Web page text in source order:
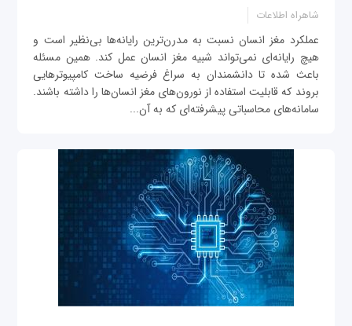
شاهراه اطلاعات
عملکرد مغز انسان نسبت به مدرن‌ترین رایانه‌ها بی‌‌نظیر است‌ و
هیچ رایانه‌ای نمی‌تواند شبیه مغز انسان عمل کند. همین مسئله
باعث شده تا دانشمندان به سراغ فرضیه ساخت کامپیوترهایی
بروند که قابلیت استفاده از نورون‌های مغز انسان‌ها را داشته باشند.
سامانه‌های محاسباتی پیشرفته‌ای که به آن...